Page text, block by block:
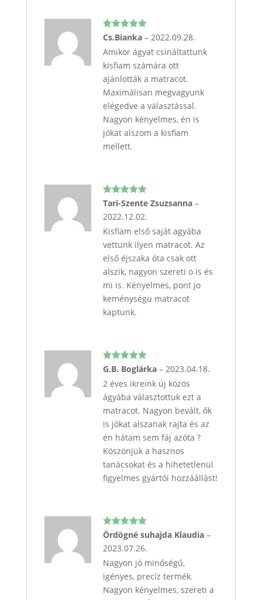
Értékelés:
Cs.Bianka – 2022.09.28.
Amikor ágyat csináltattunk
kisfiam számára ott
ajánlották a matracot.
Maximálisan megvagyunk
elégedve a választással.
Nagyon kényelmes, én is
jókat alszom a kisfiam
mellett.
Értékelés:
Tari-Szente Zsuzsanna –
2022.12.02.
Kisfiam első saját agyába
vettünk ilyen matracot. Az
első éjszaka óta csak ott
alszik, nagyon szereti o is és
mi is. Kényelmes, pont jo
keménységu matracot
kaptunk.
Értékelés:
G.B. Boglárka – 2023.04.18.
2 éves ikreink új közös
ágyába választottuk ezt a
matracot. Nagyon bevált, ők
is jókat alszanak rajta és az
én hátam sem fáj azóta ?
Köszönjük a hasznos
tanácsokat és a hihetetlenül
figyelmes gyártói hozzáállást!
Értékelés:
Ördögné suhajda Klaudia –
2023.07.26.
Nagyon jó minőségű,
igényes, precíz termék.
Nagyon kényelmes, szereti a